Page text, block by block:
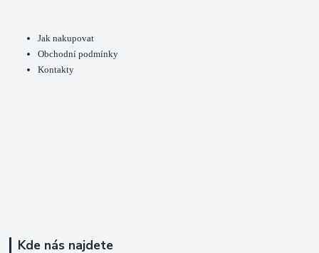
Jak nakupovat
Obchodní podmínky
Kontakty
Kde nás najdete